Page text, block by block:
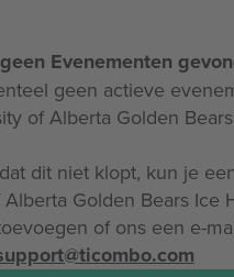
Evenementen
geen actieve
of Alberta Golden
dit niet klopt, kun je
Golden Bears Ice
of ons een e-